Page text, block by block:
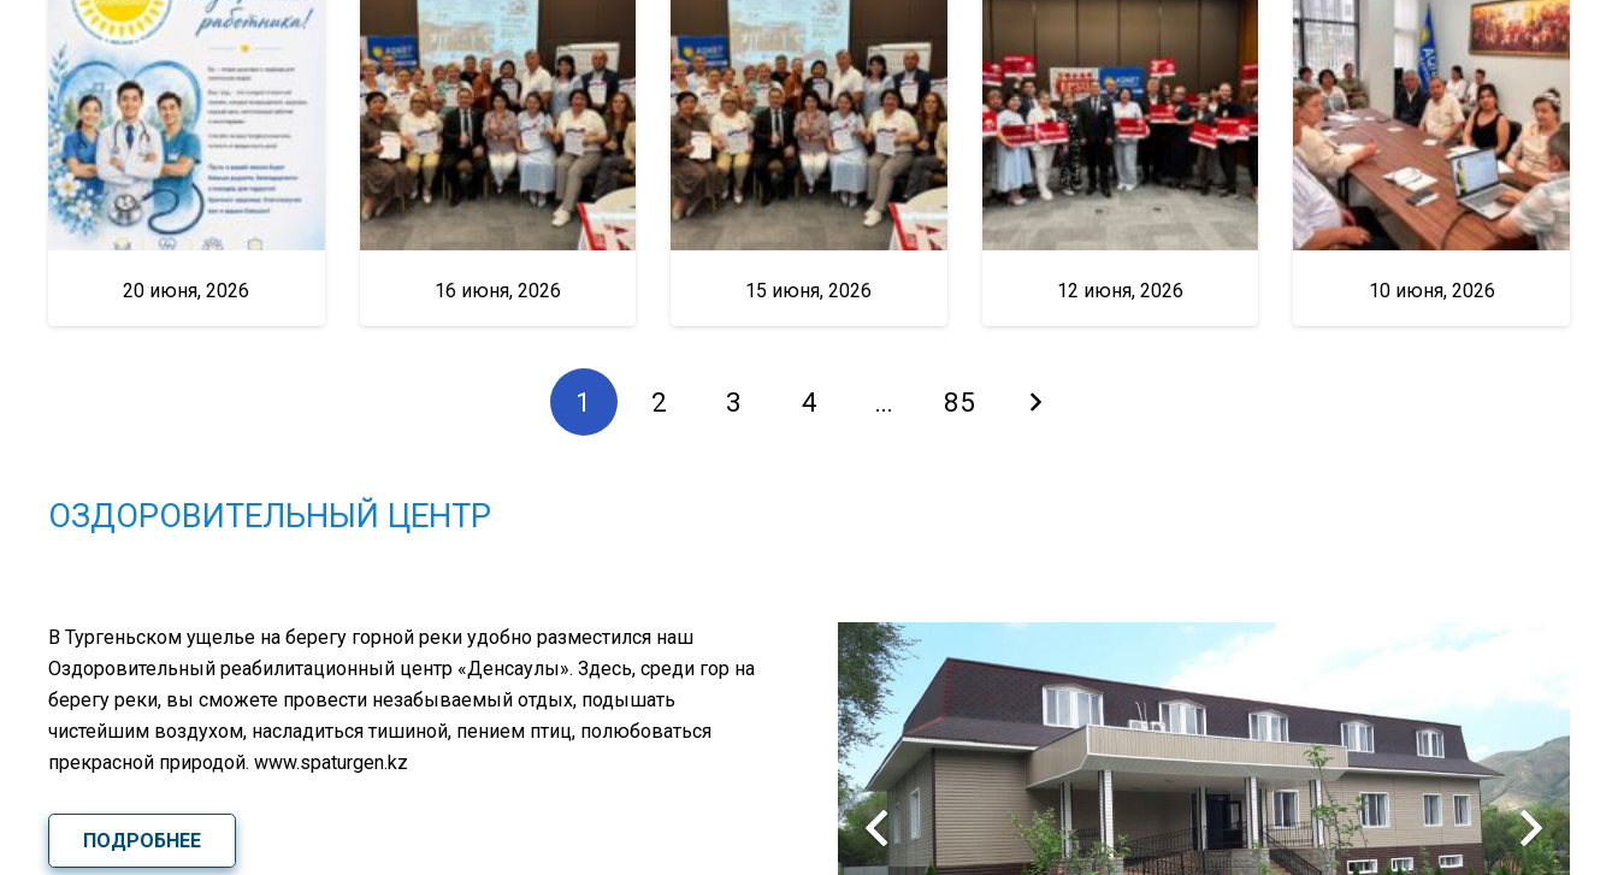
20 июня, 2026 16 июня, 2026 15 июня, 2026 12 июня, 2026 10 июня, 2026
1 2 3 4 … 85
ОЗДОРОВИТЕЛЬНЫЙ ЦЕНТР
В Тургеньском ущелье на берегу горной реки удобно разместился наш
Оздоровительный реабилитационный центр «Денсаулық». Здесь, среди гор на
берегу реки, вы сможете провести незабываемый отдых, подышать
чистейшим воздухом, насладиться тишиной, пением птиц, полюбоваться
прекрасной природой. www.spaturgen.kz
ПОДРОБНЕЕ